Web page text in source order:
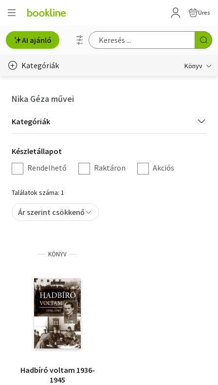
Üres
AI ajánló
Kategóriák Könyv
Hobbi, szabadidő
Irodalom
Művészet
Szakkönyv
Tankönyv, segédkönyv
Társadalomtudomány
Természettudomány
Történelem
Nika Géza művei
Kategória
szűrés
Kategóriák
Készletállapot
szűrés
Készletállapot
Rendelhető
Raktáron Akciós
Találatok száma: 1
Ár szerint csökkenő
KÖNYV
Hadbíró voltam 1936-
1945